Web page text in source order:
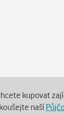
kupovat
naší